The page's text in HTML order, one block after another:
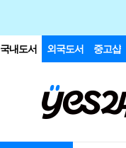
국내도서 외국도서 중고샵